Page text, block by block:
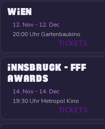
WIEN
12. Nov - 12. Dec
20:00 UhrGartenbaukino
TICKETS
INNSBRUCK - FFF
AWARDS
14. Nov - 14. Dec
19:30 Uhr Metropol Kino
TICKETS